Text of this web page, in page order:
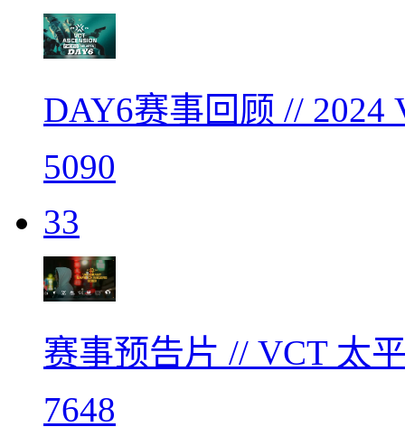
DAY6赛事回顾 // 2024
5090
33
赛事预告片 // VCT 太
7648